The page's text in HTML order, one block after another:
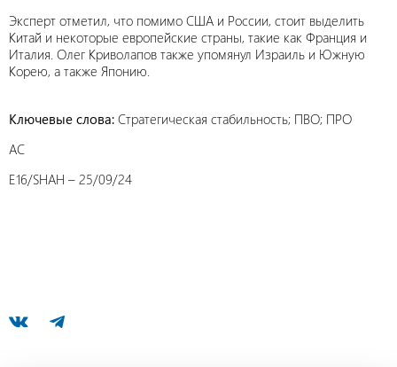
Эксперт отметил, что помимо США и России, стоит выделить
Китай и некоторые европейские страны, такие как Франция и
Италия. Олег Криволапов также упомянул Израиль и Южную
Корею, а также Японию.
Ключевые слова: Стратегическая стабильность; ПВО; ПРО
AC
E16/SHAH – 25/09/24